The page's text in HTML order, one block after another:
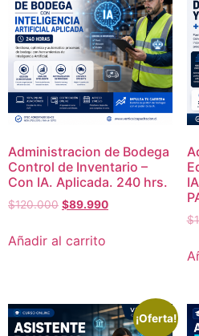
Administracion de Bodega
Control de Inventario –
Con IA. Aplicada. 240 hrs.
$120.000 $89.990
Añadir al carrito
$
¡Oferta!